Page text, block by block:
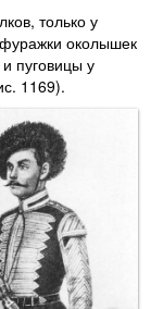
только у
околышек
пуговицы у
1169).